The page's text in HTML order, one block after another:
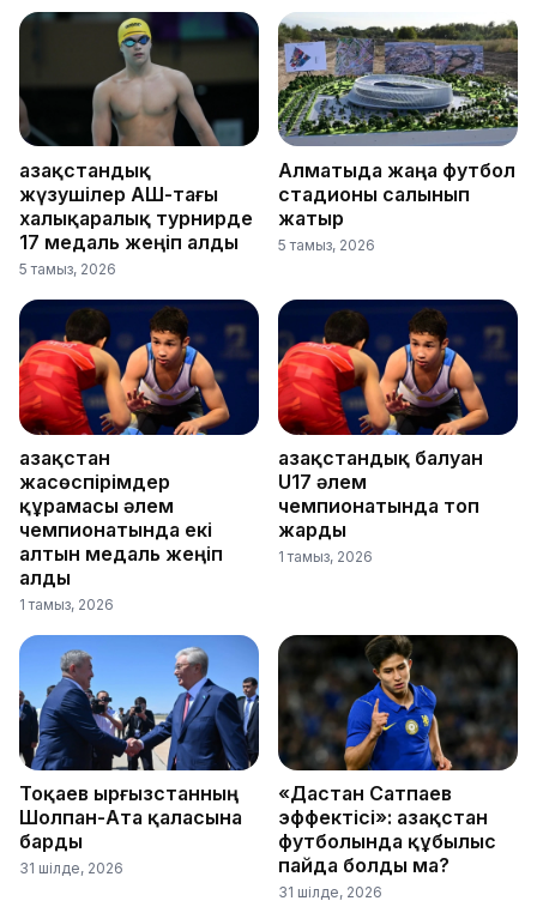
Қазақстандық
жүзушілер АҚШ-тағы
халықаралық турнирде
17 медаль жеңіп алды
5 тамыз, 2026
Алматыда жаңа футбол
стадионы салынып
жатыр
5 тамыз, 2026
Қазақстан
жасөспірімдер
құрамасы әлем
чемпионатында екі
алтын медаль жеңіп
алды
1 тамыз, 2026
Қазақстандық балуан
U17 әлем
чемпионатында топ
жарды
1 тамыз, 2026
Тоқаев Қырғызстанның
Шолпан-Ата қаласына
барды
31 шілде, 2026
«Дастан Сатпаев
эффектісі»: Қазақстан
футболында құбылыс
пайда болды ма?
31 шілде, 2026